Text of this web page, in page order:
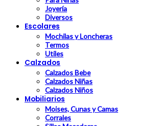
Joyería
Diversos
Escolares
Mochilas y Loncheras
Termos
Utiles
Calzados
Calzados Bebe
Calzados Niñas
Calzados Niños
Mobiliarios
Moises, Cunas y Camas
Corrales